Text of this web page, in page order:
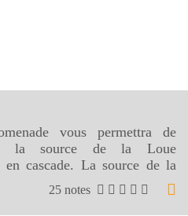
vous permettra de
la source de la Loue
en cascade. La source de la
résurgence du Doubs.
25 notes